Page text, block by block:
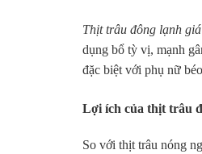
Thịt trâu đông lạnh
dụng bổ tỳ vị, mạnh
đặc biệt với phụ nữ
Lợi ích của thịt trâu
So với thịt trâu nóng